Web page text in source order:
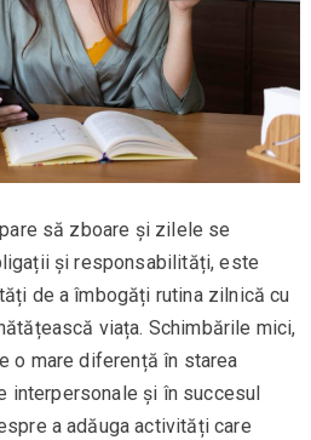
să zboare și zilele se
și responsabilități, este
de a îmbogăți rutina zilnică cu
viața. Schimbările mici,
o mare diferență în starea
interpersonale și în succesul
a adăuga activități care